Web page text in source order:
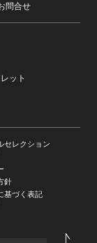
問合せ
ット
セレクション
針
基づく表記